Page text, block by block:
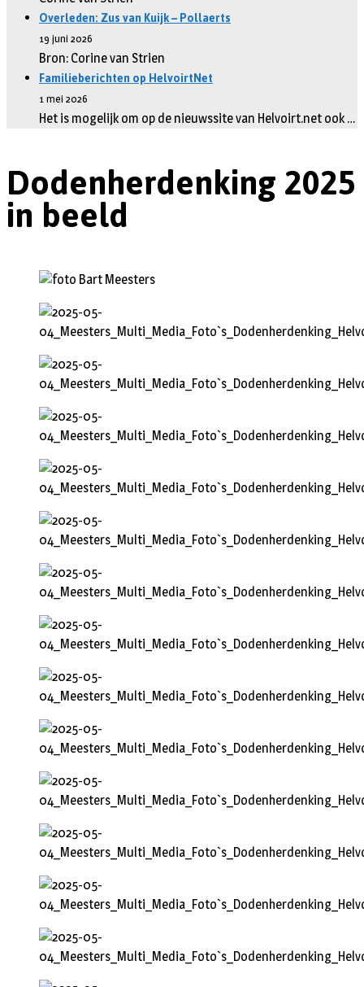
Overleden: Zus van Kuijk – Pollaerts
19 juni 2026
Bron: Corine van Strien
Familieberichten op HelvoirtNet
1 mei 2026
Het is mogelijk om op de nieuwssite van Helvoirt.net ook …
Dodenherdenking 2025
in beeld